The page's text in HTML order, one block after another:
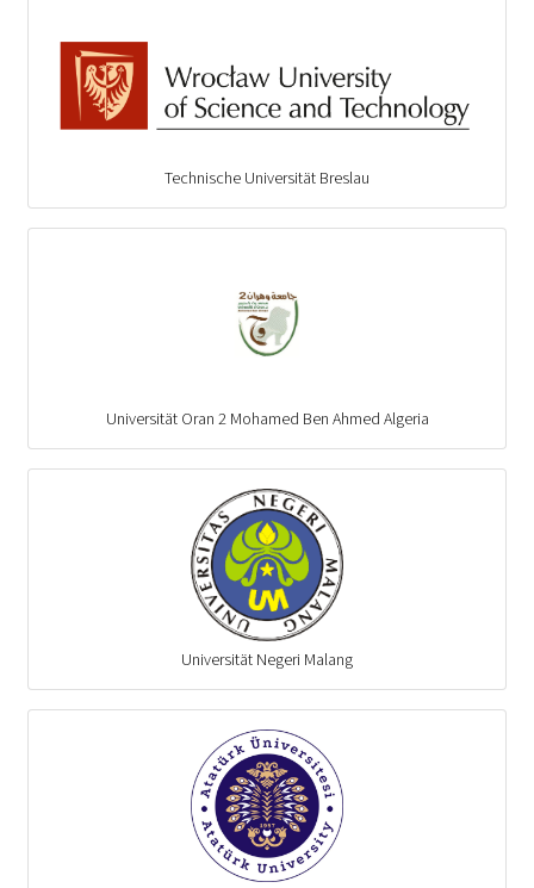
Technische Universität Breslau
Universität Oran 2 Mohamed Ben Ahmed Algeria
Universität Negeri Malang